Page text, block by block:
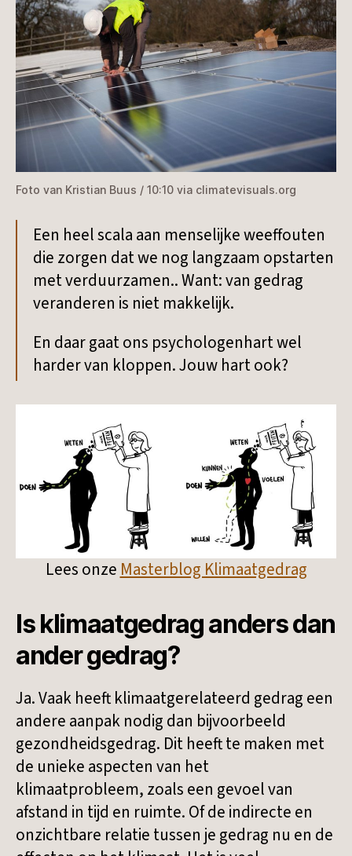
Foto van Kristian Buus / 10:10 via climatevisuals.org
Een heel scala aan menselijke weeffouten
die zorgen dat we nog langzaam opstarten
met verduurzamen.. Want: van gedrag
veranderen is niet makkelijk.
En daar gaat ons psychologenhart wel
harder van kloppen. Jouw hart ook?
Lees onze Masterblog Klimaatgedrag
Is klimaatgedrag anders dan
ander gedrag?
Ja. Vaak heeft klimaatgerelateerd gedrag een
andere aanpak nodig dan bijvoorbeeld
gezondheidsgedrag. Dit heeft te maken met
de unieke aspecten van het
klimaatprobleem, zoals een gevoel van
afstand in tijd en ruimte. Of de indirecte en
onzichtbare relatie tussen je gedrag nu en de